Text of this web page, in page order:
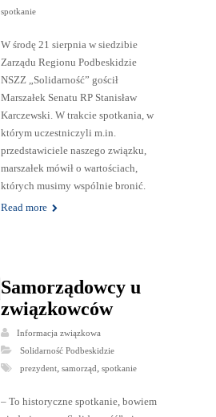
spotkanie
W środę 21 sierpnia w siedzibie
Zarządu Regionu Podbeskidzie
NSZZ „Solidarność” gościł
Marszałek Senatu RP Stanisław
Karczewski. W trakcie spotkania, w
którym uczestniczyli m.in.
przedstawiciele naszego związku,
marszałek mówił o wartościach,
których musimy wspólnie bronić.
Read more
Samorządowcy u
związkowców
Informacja związkowa
Solidarność Podbeskidzie
prezydent, samorząd spotkanie
– To historyczne spotkanie, bowiem